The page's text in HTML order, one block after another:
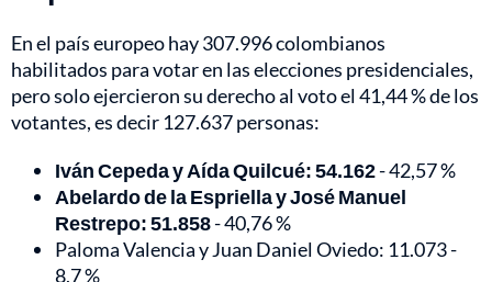
En el país europeo hay 307.996 colombianos
habilitados para votar en las elecciones presidenciales,
pero solo ejercieron su derecho al voto el 41,44 % de los
votantes, es decir 127.637 personas:
Iván Cepeda y Aída Quilcué: 54.162- 42,57 %
Abelardo de la Espriella y José Manuel
Restrepo: 51.858- 40,76 %
Paloma Valencia y Juan Daniel Oviedo: 11.073 -
8,7 %